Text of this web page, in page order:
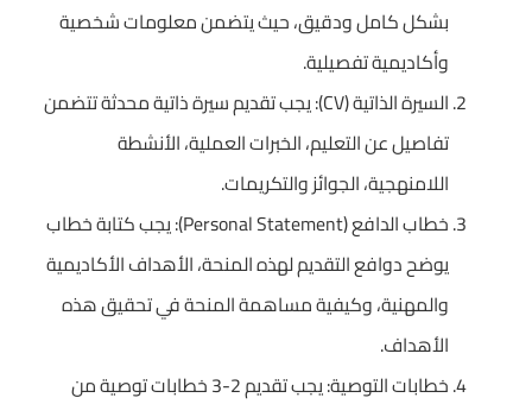
بشكل كامل ودقيق، حيث يتضمن معلومات شخصية
وأكاديمية تفصيلية.
السيرة الذاتية (CV): يجب تقديم سيرة ذاتية محدثة تتضمن
تفاصيل عن التعليم، الخبرات العملية، الأنشطة
اللامنهجية، الجوائز والتكريمات.
خطاب الدافع (Personal Statement): يجب كتابة خطاب
يوضح دوافع التقديم لهذه المنحة، الأهداف الأكاديمية
والمهنية، وكيفية مساهمة المنحة في تحقيق هذه
الأهداف.
خطابات التوصية: يجب تقديم 2-3 خطابات توصية من